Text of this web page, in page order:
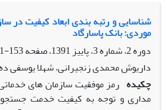
شناسایی و رتبه بندی ابعاد کیفیت در
موردی: بانک پاسارگاد
دوره 2، شماره 3، پاییز 1391، صفحه
153-161
داریوش محمدی زنجیرانی، شهلا یوسفی
چکیده رمز موفقیت سازمان های
مداری و توجه به کیفیت خدمت